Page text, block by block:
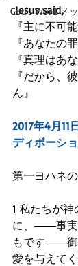
God's Word メ
Jesus said,
『主に不可
『あなたの
『真理はあ
『だから、
ん』
2017年4月11
ディボーシ
第一ヨハネ
1 私たちが
に、――事実
もです――御
愛を与えて